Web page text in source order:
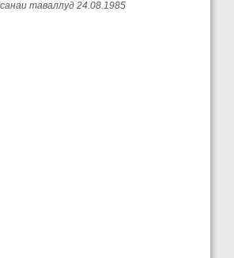
таваллуд 24.08.1985